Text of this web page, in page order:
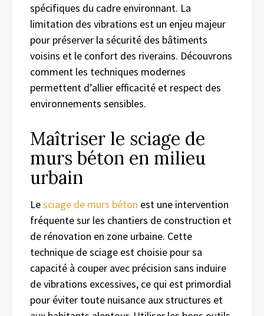
spécifiques du cadre environnant. La
limitation des vibrations est un enjeu majeur
pour préserver la sécurité des bâtiments
voisins et le confort des riverains. Découvrons
comment les techniques modernes
permettent d’allier efficacité et respect des
environnements sensibles.
Maîtriser le sciage de
murs béton en milieu
urbain
Lesciage de murs béton est une intervention
fréquente sur les chantiers de construction et
de rénovation en zone urbaine. Cette
technique de sciage est choisie pour sa
capacité à couper avec précision sans induire
de vibrations excessives, ce qui est primordial
pour éviter toute nuisance aux structures et